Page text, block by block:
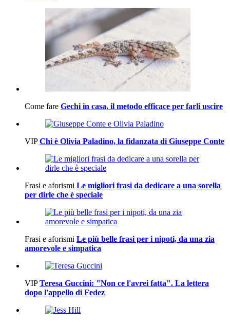
Come fare Gechi in casa, il metodo efficace per farli uscire
VIP Chi è Olivia Paladino, la fidanzata di Giuseppe Conte
Frasi e aforismi Le migliori frasi da dedicare a una sorella
per dirle che è speciale
Frasi e aforismi Le più belle frasi per i nipoti, da una zia
amorevole e simpatica
VIP Teresa Guccini: "Non ce l'avrei fatta". La lettera
dopo l'appello di Fedez